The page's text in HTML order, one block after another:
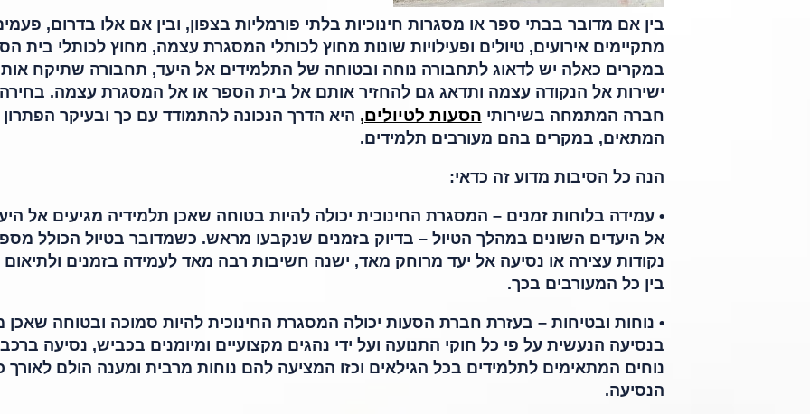
בין אם מדובר בבתי ספר או מסגרות חינוכיות בלתי פורמליות בצפון, ובין אם אלו בדרום,
מתקיימים אירועים, טיולים ופעילויות שונות מחוץ לכותלי המסגרת עצמה, מחוץ לכותלי בית
במקרים כאלה יש לדאוג לתחבורה נוחה ובטוחה של התלמידים אל היעד, תחבורה שתיקח
ישירות אל הנקודה עצמה ותדאג גם להחזיר אותם אל בית הספר או אל המסגרת עצמה.
חברה המתמחה בשירותי הסעות לטיולים, היא הדרך הנכונה להתמודד עם כך ובעיקר הפתרון
המתאים, במקרים בהם מעורבים תלמידים.
הנה כל הסיבות מדוע זה כדאי:
•עמידה בלוחות זמנים – המסגרת החינוכית יכולה להיות בטוחה שאכן תלמידיה מגיעים אל
אל היעדים השונים במהלך הטיול – בדיוק בזמנים שנקבעו מראש. כשמדובר בטיול הכולל
נקודות עצירה או נסיעה אל יעד מרוחק מאד, ישנה חשיבות רבה מאד לעמידה בזמנים ולתיאום
בין כל המעורבים בכך.
• נוחות ובטיחות – בעזרת חברת הסעות יכולה המסגרת החינוכית להיות סמוכה ובטוחה שאכן
בנסיעה הנעשית על פי כל חוקי התנועה ועל ידי נהגים מקצועיים ומיומנים בכביש, נסיעה
נוחים המתאימים לתלמידים בכל הגילאים וכזו המציעה להם נוחות מרבית ומענה הולם לאורך
הנסיעה.